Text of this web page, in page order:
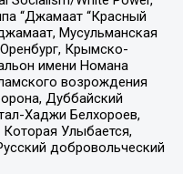
“Джамаат “Красный
Мусульманская
Оренбург, Крымско-
имени Номана
возрождения
Дуббайский
Хаджи Белхороев,
Улыбается,
добровольческий